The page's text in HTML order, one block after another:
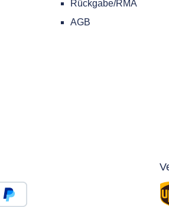
Rückgabe/RMA
AGB